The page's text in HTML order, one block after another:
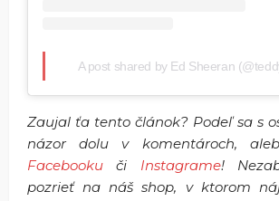
A post shared by Ed Sheeran
Zaujal ťa tento článok? Podeľ sa s
názor dolu v komentároch,
Facebooku či Instagrame!
pozrieť na náš shop, v ktorom